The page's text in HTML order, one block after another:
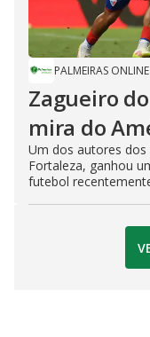
PALMEIRAS ONLINE
Zagueiro
mira do
Um dos autores
Fortaleza, ganhou
futebol